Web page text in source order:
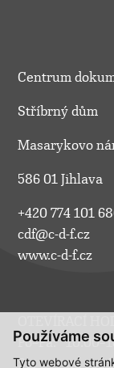
Používáme
Tyto webové
Centrum
Stříbrný dům
Masarykovo
586 01 Jihlava
+420 774 101
cdf@c-d-f.cz
www.c-d-f.cz
Po–Pá:
So:
na